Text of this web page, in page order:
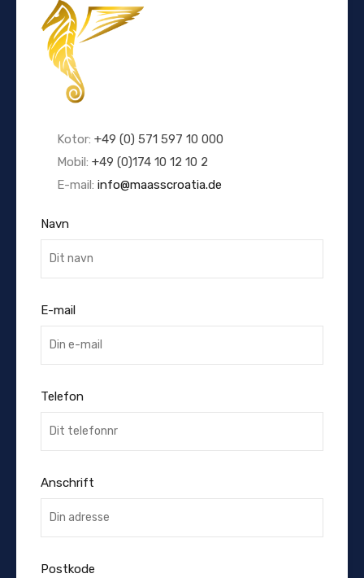
Kotor: +49 (0) 571 597 10 000
Mobil: +49 (0)174 10 12 10 2
E-mail: info@maasscroatia.de
Navn
E-mail
Telefon
Anschrift
Postkode